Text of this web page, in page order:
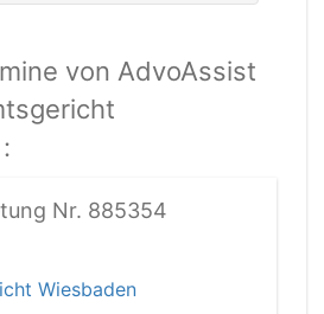
von AdvoAssist
Nr. 885354
Wiesbaden